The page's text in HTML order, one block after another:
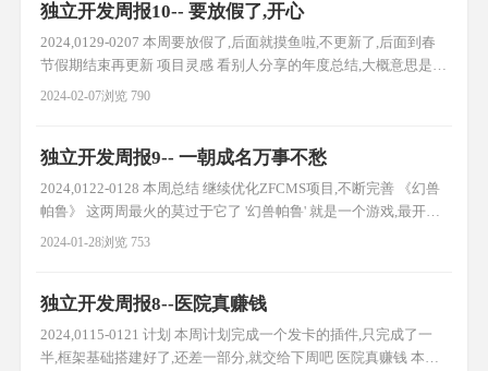
源站
独立开发周报10-- 要放假了,开心
2024,0129-0207 本周要放假了,后面就摸鱼啦,不更新了,后面到春
节假期结束再更新 项目灵感 看别人分享的年度总结,大概意思是今
年凡是与GPT相关的产品都是非常热门的,不管是卖课还是做产品,
给你返回的是什么, 2024计
2024-02-07浏览 790
独立开发周报9-- 一朝成名万事不愁
2024,0122-0128 本周总结 继续优化ZFCMS项目,不断完善 《幻兽
帕鲁》 这两周最火的莫过于它了 '幻兽帕鲁' 就是一个游戏,最开始
的时候是在群里知道这个的 当时群里有人搭建它的私服,由于我与
毕竟哪有时间玩啊 如果你刷抖
2024-01-28浏览 753
独立开发周报8--医院真赚钱
2024,0115-0121 计划 本周计划完成一个发卡的插件,只完成了一
半,框架基础搭建好了,还差一部分,就交给下周吧 医院真赚钱 本周